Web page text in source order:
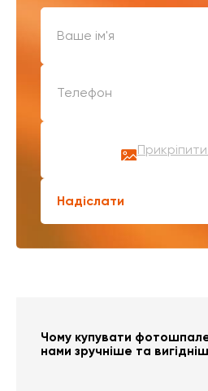
Надіслати
Чому купувати
нами зручніше та